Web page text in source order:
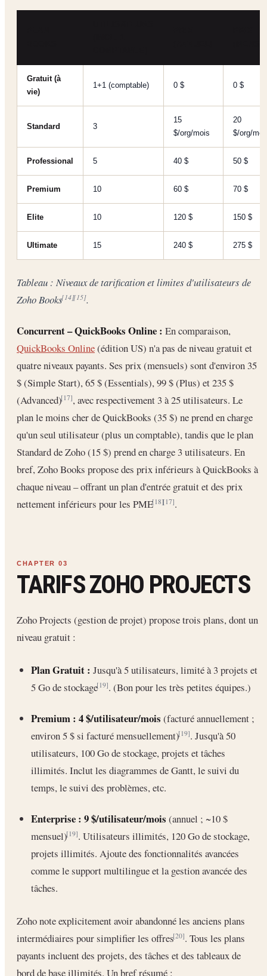
Gratuit (à
vie)
1+1 (comptable) 0 $ 0 $
Standard 3
15
$/org/mois
20
$/org/
Professional 5 40 $ 50 $
Premium 10 60 $ 70 $
Elite 10 120 $ 150 $
Ultimate 15 240 $ 275 $
Tableau : Niveaux de tarification et limites d'utilisateurs de
Zoho Books[14][15].
Concurrent – QuickBooks Online : En comparaison,
QuickBooks Online(édition US) n'a pas de niveau gratuit et
quatre niveaux payants. Ses prix (mensuels) sont d'environ 35
$ (Simple Start), 65 $ (Essentials), 99 $ (Plus) et 235 $
(Advanced)[17], avec respectivement 3 à 25 utilisateurs. Le
plan le moins cher de QuickBooks (35 $) ne prend en charge
qu'un seul utilisateur (plus un comptable), tandis que le plan
Standard de Zoho (15 $) prend en charge 3 utilisateurs. En
bref, Zoho Books propose des prix inférieurs à QuickBooks à
chaque niveau – offrant un plan d'entrée gratuit et des prix
nettement inférieurs pour les PME[18][17].
TARIFS ZOHO PROJECTS
Zoho Projects (gestion de projet) propose trois plans, dont un
niveau gratuit :
Plan Gratuit : Jusqu'à 5 utilisateurs, limité à 3 projets et
5 Go de stockage[19]. (Bon pour les très petites équipes.)
Premium : 4 $/utilisateur/mois (facturé annuellement ;
environ 5 $ si facturé mensuellement)[19]. Jusqu'à 50
utilisateurs, 100 Go de stockage, projets et tâches
illimités. Inclut les diagrammes de Gantt, le suivi du
temps, le suivi des problèmes, etc.
Enterprise : 9 $/utilisateur/mois (annuel ; ~10 $
mensuel)[19]. Utilisateurs illimités, 120 Go de stockage,
projets illimités. Ajoute des fonctionnalités avancées
comme le support multilingue et la gestion avancée des
tâches.
Zoho note explicitement avoir abandonné les anciens plans
intermédiaires pour simplifier les offres[20]. Tous les plans
payants incluent des projets, des tâches et des tableaux de
bord de base illimités. Un bref résumé :